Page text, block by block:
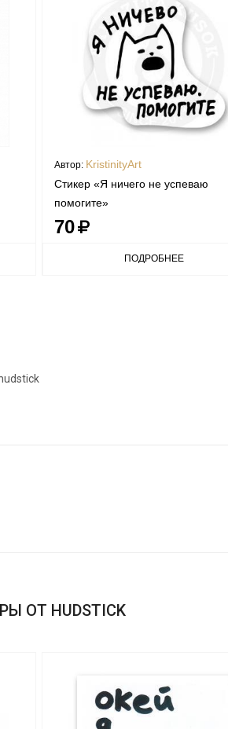
Автор: KristinityArt
Стикер «Я ничего не успеваю
помогите»
70
ПОДРОБНЕЕ
ОТ HUDSTICK